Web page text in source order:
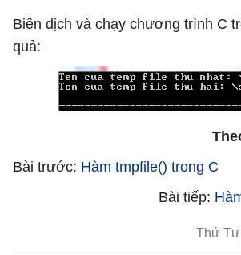
Biên dịch và chạy chương trình C
quả:
Bài trước: Hàm tmpfile() trong C
Bài tiếp:
Thứ